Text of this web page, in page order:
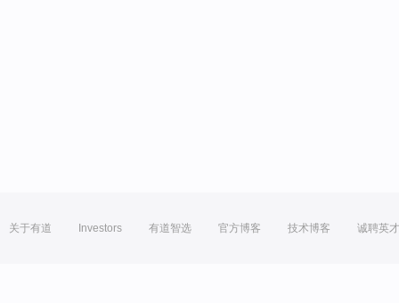
关于有道 Investors 有道智选 官方博客 技术博客 诚聘英才